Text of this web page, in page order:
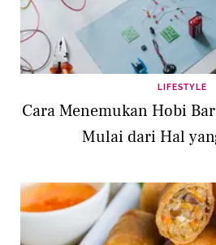
LIFESTYLE
Cara Menemukan Hobi
Mulai dari Hal